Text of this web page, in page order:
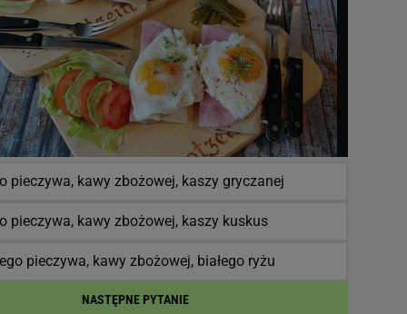
pieczywa, kawy zbożowej, kaszy gryczanej
pieczywa, kawy zbożowej, kaszy kuskus
pieczywa, kawy zbożowej, białego ryżu
NASTĘPNE PYTANIE